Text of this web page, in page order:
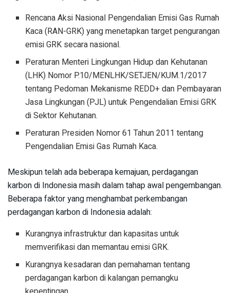
Rencana Aksi Nasional Pengendalian Emisi Gas Rumah
Kaca (RAN-GRK) yang menetapkan target pengurangan
emisi GRK secara nasional.
Peraturan Menteri Lingkungan Hidup dan Kehutanan
(LHK) Nomor P.10/MENLHK/SETJEN/KUM.1/2017
tentang Pedoman Mekanisme REDD+ dan Pembayaran
Jasa Lingkungan (PJL) untuk Pengendalian Emisi GRK
di Sektor Kehutanan.
Peraturan Presiden Nomor 61 Tahun 2011 tentang
Pengendalian Emisi Gas Rumah Kaca.
Meskipun telah ada beberapa kemajuan, perdagangan
karbon di Indonesia masih dalam tahap awal pengembangan.
Beberapa faktor yang menghambat perkembangan
perdagangan karbon di Indonesia adalah:
Kurangnya infrastruktur dan kapasitas untuk
memverifikasi dan memantau emisi GRK.
Kurangnya kesadaran dan pemahaman tentang
perdagangan karbon di kalangan pemangku